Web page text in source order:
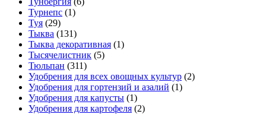
Турнепс (1)
Туя (29)
Тыква (131)
Тыква декоративная (1)
Тысячелистник (5)
Тюльпан (311)
Удобрения для всех овощных культур (2)
Удобрения для гортензий и азалий (1)
Удобрения для капусты (1)
Удобрения для картофеля (2)